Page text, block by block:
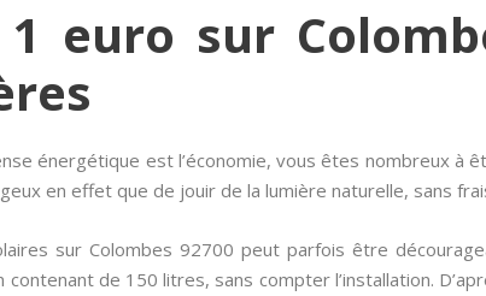
euro sur
énergétique est l’économie, vous êtes nombreux à
en effet que de jouir de la lumière naturelle, sans
sur Colombes 92700 peut parfois être
de 150 litres, sans compter l’installation.